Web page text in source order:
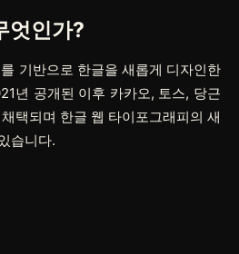
엇인가?
기반으로 한글을 새롭게 디자인한
년 공개된 이후 카카오, 토스, 당근
택되며 한글 웹 타이포그래피의 새
습니다.